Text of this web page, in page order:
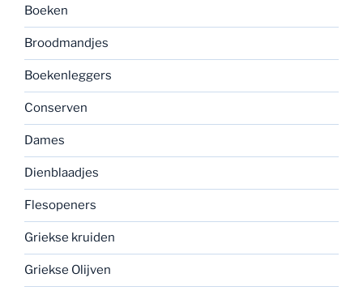
Boeken
Broodmandjes
Boekenleggers
Conserven
Dames
Dienblaadjes
Flesopeners
Griekse kruiden
Griekse Olijven